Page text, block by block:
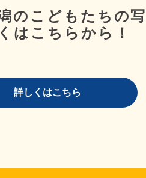
のこどもたちの
はこちらから！
詳しくはこちら